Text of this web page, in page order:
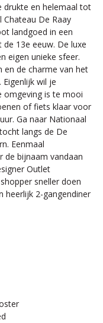
drukte en helemaal tot
De Raay
landgoed in een
13e eeuw. De luxe
eigen unieke sfeer.
en de charme van het
wil je
omgeving is te mooi
of fiets klaar voor
Ga naar Nationaal
langs de De
Eenmaal
de bijnaam vandaan
Outlet
sneller doen
heerlijk 2-gangendiner